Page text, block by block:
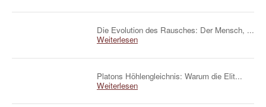
Die Evolution des Rausches: Der Mensch, ...
Weiterlesen
Platons Höhlengleichnis: Warum die Elit...
Weiterlesen